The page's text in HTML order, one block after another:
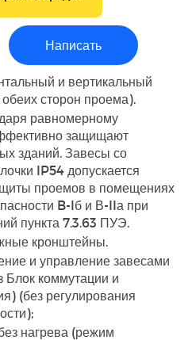
Написать
и вертикальный
сторон проема).
равномерному
защищают
зданий. Завесы со
IP54 допускается
проемов в помещениях
B-Iб и В-IIа при
пункта 7.3.63 ПУЭ.
кронштейны.
и управление завесами
Блок коммутации и
(без регулирования
нагрева (режим